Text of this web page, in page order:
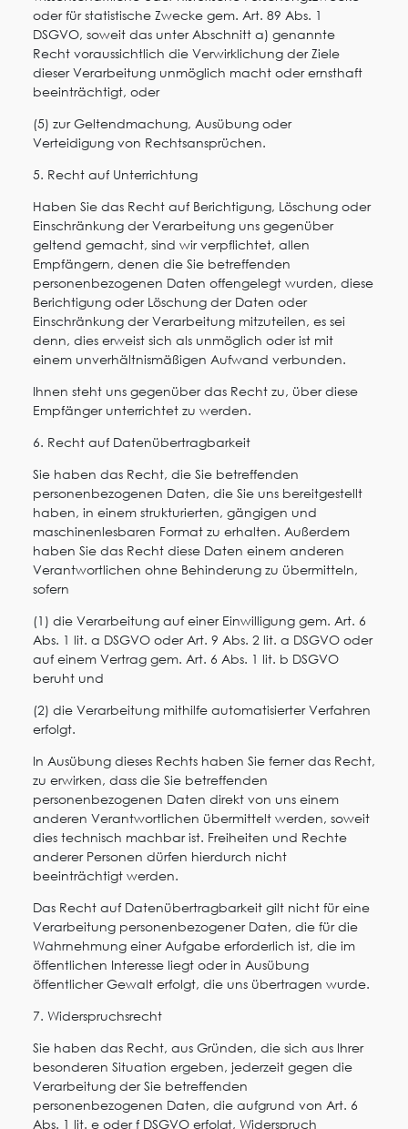
oder für statistische Zwecke gem. Art. 89 Abs. 1
DSGVO, soweit das unter Abschnitt a) genannte
Recht voraussichtlich die Verwirklichung der Ziele
dieser Verarbeitung unmöglich macht oder ernsthaft
beeinträchtigt, oder
(5) zur Geltendmachung, Ausübung oder
Verteidigung von Rechtsansprüchen.
5. Recht auf Unterrichtung
Haben Sie das Recht auf Berichtigung, Löschung oder
Einschränkung der Verarbeitung uns gegenüber
geltend gemacht, sind wir verpflichtet, allen
Empfängern, denen die Sie betreffenden
personenbezogenen Daten offengelegt wurden, diese
Berichtigung oder Löschung der Daten oder
Einschränkung der Verarbeitung mitzuteilen, es sei
denn, dies erweist sich als unmöglich oder ist mit
einem unverhältnismäßigen Aufwand verbunden.
Ihnen steht uns gegenüber das Recht zu, über diese
Empfänger unterrichtet zu werden.
6. Recht auf Datenübertragbarkeit
Sie haben das Recht, die Sie betreffenden
personenbezogenen Daten, die Sie uns bereitgestellt
haben, in einem strukturierten, gängigen und
maschinenlesbaren Format zu erhalten. Außerdem
haben Sie das Recht diese Daten einem anderen
Verantwortlichen ohne Behinderung zu übermitteln,
sofern
(1) die Verarbeitung auf einer Einwilligung gem. Art. 6
Abs. 1 lit. a DSGVO oder Art. 9 Abs. 2 lit. a DSGVO oder
auf einem Vertrag gem. Art. 6 Abs. 1 lit. b DSGVO
beruht und
(2) die Verarbeitung mithilfe automatisierter Verfahren
erfolgt.
In Ausübung dieses Rechts haben Sie ferner das Recht,
zu erwirken, dass die Sie betreffenden
personenbezogenen Daten direkt von uns einem
anderen Verantwortlichen übermittelt werden, soweit
dies technisch machbar ist. Freiheiten und Rechte
anderer Personen dürfen hierdurch nicht
beeinträchtigt werden.
Das Recht auf Datenübertragbarkeit gilt nicht für eine
Verarbeitung personenbezogener Daten, die für die
Wahrnehmung einer Aufgabe erforderlich ist, die im
öffentlichen Interesse liegt oder in Ausübung
öffentlicher Gewalt erfolgt, die uns übertragen wurde.
7. Widerspruchsrecht
Sie haben das Recht, aus Gründen, die sich aus Ihrer
besonderen Situation ergeben, jederzeit gegen die
Verarbeitung der Sie betreffenden
personenbezogenen Daten, die aufgrund von Art. 6
Abs. 1 lit. e oder f DSGVO erfolgt, Widerspruch